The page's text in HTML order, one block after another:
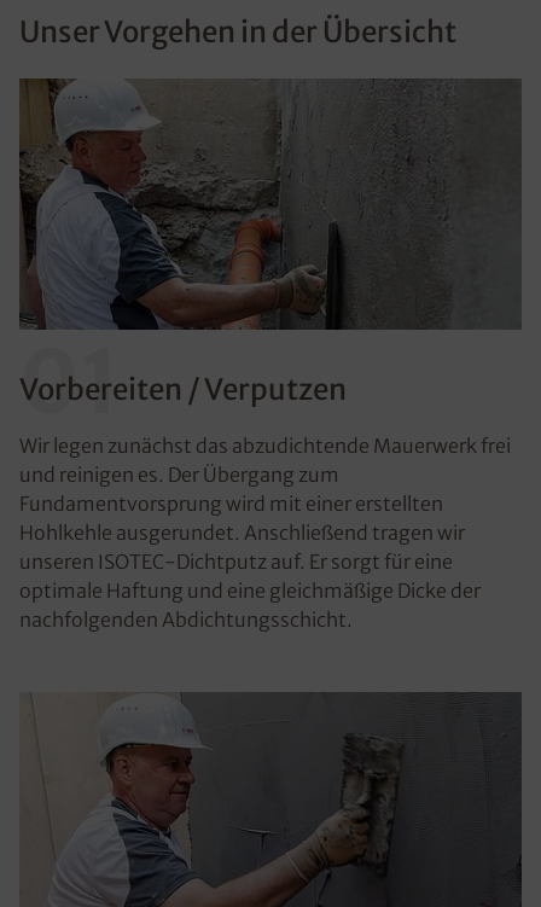
Unser Vorgehen in der Übersicht
01
Vorbereiten / Verputzen
Wir legen zunächst das abzudichtende Mauerwerk frei
und reinigen es. Der Übergang zum
Fundamentvorsprung wird mit einer erstellten
Hohlkehle ausgerundet. Anschließend tragen wir
unseren ISOTEC-Dichtputz auf. Er sorgt für eine
optimale Haftung und eine gleichmäßige Dicke der
nachfolgenden Abdichtungsschicht.